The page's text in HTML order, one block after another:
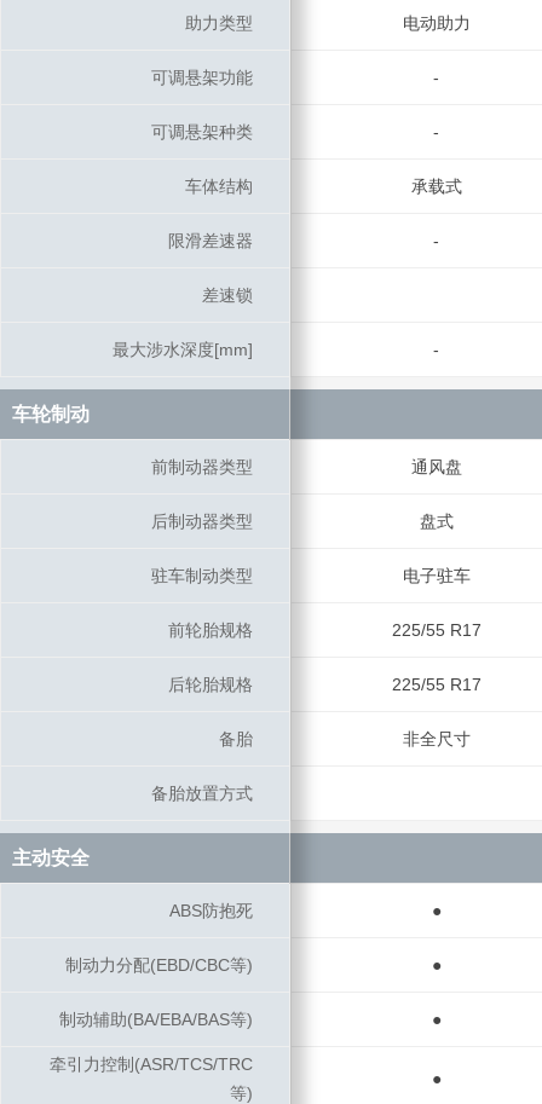
助力类型 电动助力
可调悬架功能 -
可调悬架种类 -
车体结构 承载式
限滑差速器 -
差速锁
最大涉水深度[mm] -
车轮制动
前制动器类型 通风盘
后制动器类型 盘式
驻车制动类型 电子驻车
前轮胎规格 225/55 R17
后轮胎规格 225/55 R17
备胎 非全尺寸
备胎放置方式
主动安全
ABS防抱死 ●
制动力分配(EBD/CBC等) ●
制动辅助(BA/EBA/BAS等) ●
牵引力控制(ASR/TCS/TRC
等)
●
助力类型
可调悬架功能
可调悬架种类
车体结构
限滑差速器
差速锁
最大涉水深度[mm]
车轮制动
前制动器类型
后制动器类型
驻车制动类型
前轮胎规格
后轮胎规格
备胎
备胎放置方式
主动安全
ABS防抱死
制动力分配(EBD/CBC等)
制动辅助(BA/EBA/BAS等)
牵引力控制(ASR/TCS/TRC
等)